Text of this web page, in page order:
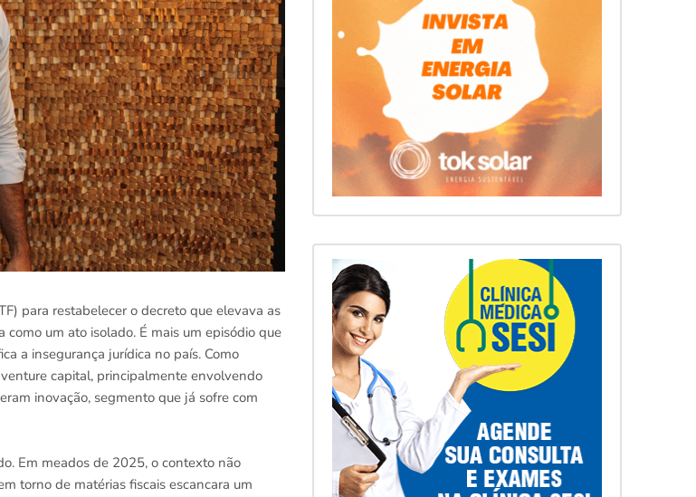
para restabelecer o decreto que elevava as
um ato isolado. É mais um episódio que
a insegurança jurídica no país. Como
capital, principalmente envolvendo
inovação, segmento que já sofre com
Em meados de 2025, o contexto não
torno de matérias fiscais escancara um